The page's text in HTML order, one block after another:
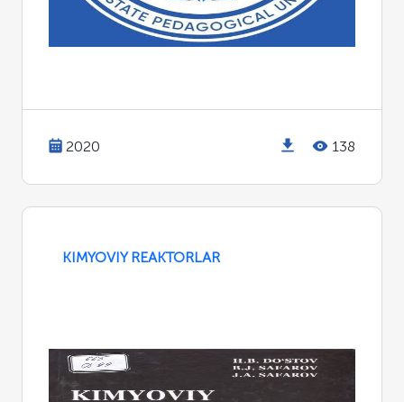
2020 138
KIMYOVIY REAKTORLAR